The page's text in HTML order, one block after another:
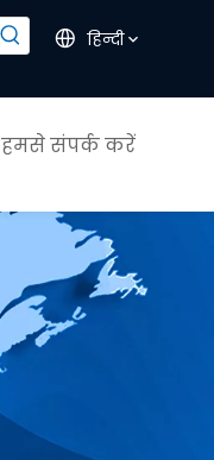
हिन्दी
हमसे संपर्क करें